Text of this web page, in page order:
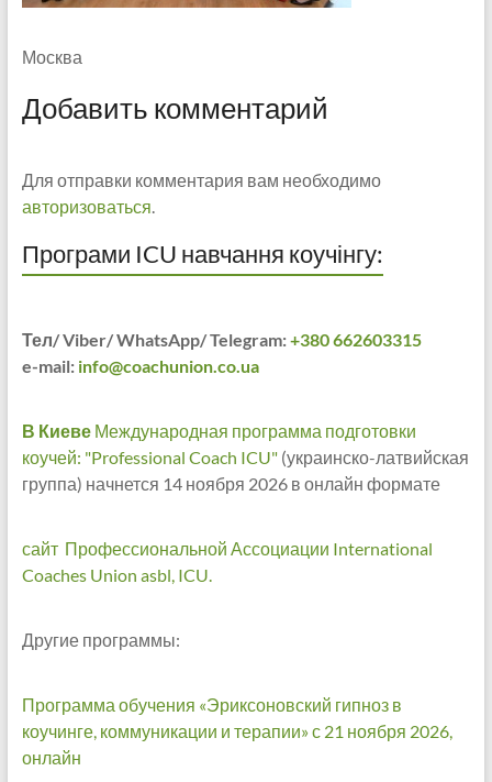
Москва
Добавить комментарий
Для отправки комментария вам необходимо
авторизоваться.
Програми ICU навчання коучінгу:
Тел/ Viber/ WhatsApp/ Telegram:+380 662603315
e-mail: info@coachunion.co.ua
В КиевеМеждународная программа подготовки
коучей: "Professional Coach ICU"(украинско-латвийская
группа) начнется 14 ноября 2026 в онлайн формате
сайт Профессиональной Ассоциации International
Coaches Union asbl, ICU.
Другие программы:
Программа обучения «Эриксоновский гипноз в
коучинге, коммуникации и терапии» с 21 ноября 2026,
онлайн